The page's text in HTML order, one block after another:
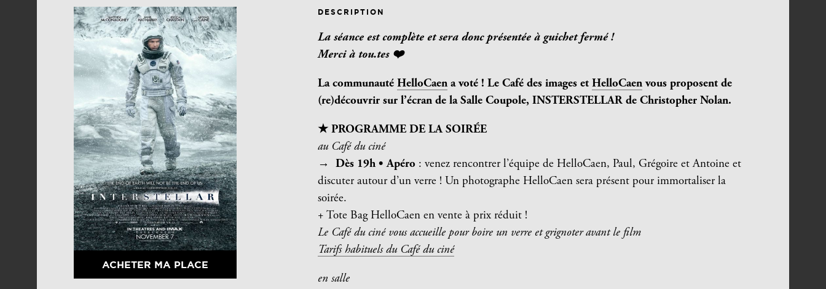
ACHETER MA PLACE
DESCRIPTION
La séance est complète et sera donc présentée à guichet fermé !
Merci à tou.tes ❤️
La communautéHelloCaen a voté !Le Café des images etHelloCaen vous proposent de
(re)découvrir sur l’écran de la Salle Coupole, INSTERSTELLAR de Christopher Nolan.
★ PROGRAMME DE LA SOIRÉE
au Café du ciné
→
Dès 19h • Apéro : venez rencontrer l’équipe de HelloCaen, Paul, Grégoire et Antoine et
discuter autour d’un verre ! Un photographe HelloCaen sera présent pour immortaliser la
soirée.
+ Tote Bag HelloCaen en vente à prix réduit !
Le Café du ciné vous accueille pour boire un verre et grignoter avant le film
Tarifs habituels du Café du ciné
en salle